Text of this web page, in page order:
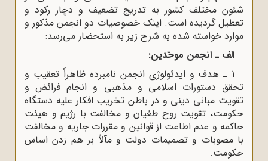
شئون مختلف کشور به تدریج تضعیف و دچار رکود و
تعطیل گردیده است. اینک خصوصیات دو انجمن مذکور و
موارد خواسته شده به شرح زیر به استحضار می‌رسد:
الف ـ انجمن موحّدین:
1 ـ هدف و اید‌ئولوژی انجمن نامبرده ظاهراً ‌تعقیب و
تحقق دستورات اسلامی و مذهبی و انجام فرائض و
تقویت مبانی دینی و در باطن تخریب افکار علیه دستگاه
حکومت، تقویت روح طغیان و مخالفت با رژیم و هیئت
حاکمه و عدم اطاعت از قوانین و مقررات جاریه و مخالفت
با مصوبات و تصمیمات دولت و مآلاً بر هم زدن اساس
حکومت.